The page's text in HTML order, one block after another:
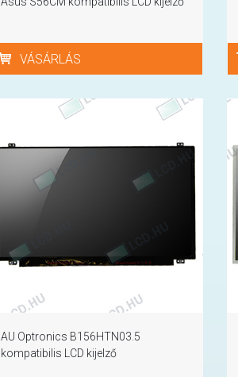
VÁSÁRLÁS
AU Optronics B156HTN03.5
kompatibilis LCD kijelző